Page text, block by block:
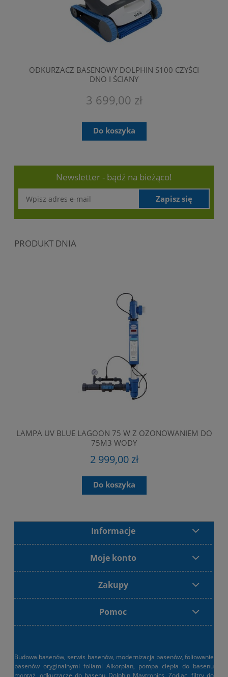
ODKURZACZ BASENOWY DOLPHIN S100 CZYŚCI
DNO I ŚCIANY
3 699,00 zł
Do koszyka
Newsletter - bądź na bieżąco!
Zapisz się
PRODUKT DNIA
LAMPA UV BLUE LAGOON 75 W Z OZONOWANIEM DO
75M3 WODY
2 999,00 zł
Do koszyka
Informacje
Moje konto
Zakupy
Pomoc
Budowa basenów, serwis basenów, modernizacja basenów, foliowanie
basenów oryginalnymi foliami Alkorplan, pompa ciepła do basenu
montaż, odkurzacze do basenu Dolphin Maytronics, Zodiac, filtry do